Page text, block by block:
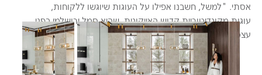
אסתי. "למשל, חשבנו אפילו על העוגות שיוגשו ללקוחות,
עוגות מקונדיטוריית קדוש האייקונית, שהיא סמל ירושלמי בפני
עצמו".
Gallery